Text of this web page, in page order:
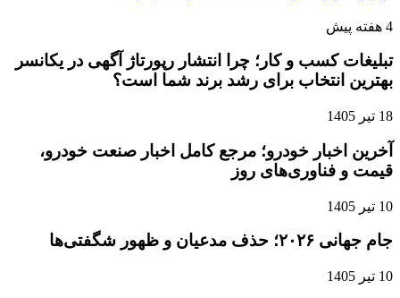
4 هفته پیش
تبلیغات کسب و کار؛ چرا انتشار رپورتاژ آگهی در یکانسر
بهترین انتخاب برای رشد برند شما است؟
18 تیر 1405
آخرین اخبار خودرو؛ مرجع کامل اخبار صنعت خودرو،
قیمت و فناوری‌های روز
10 تیر 1405
جام جهانی ۲۰۲۶؛ حذف مدعیان و ظهور شگفتی‌ها
10 تیر 1405